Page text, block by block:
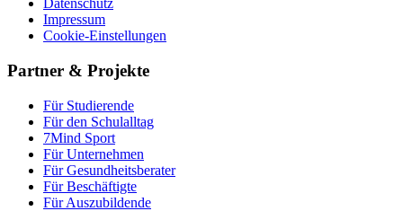
Datenschutz
Impressum
Cookie-Einstellungen
Partner & Projekte
Für Stu­die­rende
Für den Schulalltag
7Mind Sport
Für Unter­neh­men
Für Gesund­heits­be­ra­ter
Für Beschäftigte
Für Auszubildende